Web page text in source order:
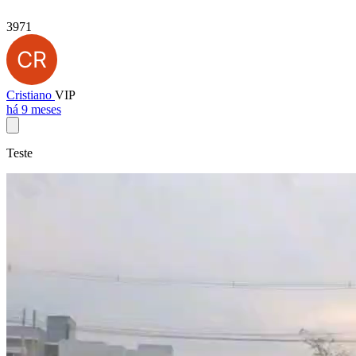
3971
Cristiano VIP
há 9 meses
Teste